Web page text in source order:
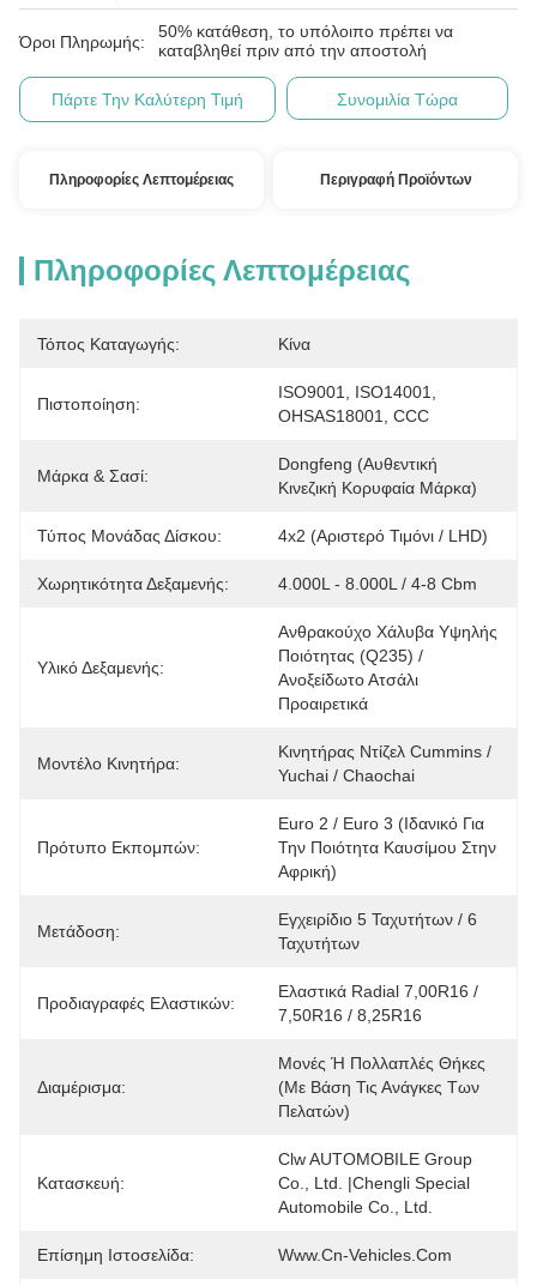
Όροι Πληρωμής:
50% κατάθεση, το υπόλοιπο πρέπει να
καταβληθεί πριν από την αποστολή
Πάρτε Την Καλύτερη Τιμή Συνομιλία Τώρα
Πληροφορίες Λεπτομέρειας Περιγραφή Προϊόντων
Πληροφορίες Λεπτομέρειας
Τόπος Καταγωγής: Κίνα
Πιστοποίηση:
ISO9001, ISO14001,
OHSAS18001, CCC
Μάρκα & Σασί:
Dongfeng (Αυθεντική
Κινεζική Κορυφαία Μάρκα)
Τύπος Μονάδας Δίσκου: 4x2 (αριστερό Τιμόνι / LHD)
Χωρητικότητα Δεξαμενής: 4.000L - 8.000L / 4-8 Cbm
Υλικό Δεξαμενής:
Ανθρακούχο Χάλυβα Υψηλής
Ποιότητας (Q235) /
Ανοξείδωτο Ατσάλι
Προαιρετικά
Μοντέλο Κινητήρα:
Κινητήρας Ντίζελ Cummins /
Yuchai / Chaochai
Πρότυπο Εκπομπών:
Euro 2 / Euro 3 (Ιδανικό Για
Την Ποιότητα Καυσίμου Στην
Αφρική)
Μετάδοση:
Εγχειρίδιο 5 Ταχυτήτων / 6
Ταχυτήτων
Προδιαγραφές Ελαστικών:
Ελαστικά Radial 7,00R16 /
7,50R16 / 8,25R16
Διαμέρισμα:
Μονές Ή Πολλαπλές Θήκες
(Με Βάση Τις Ανάγκες Των
Πελατών)
Κατασκευή:
Clw AUTOMOBILE Group
Co., Ltd. |Chengli Special
Automobile Co., Ltd.
Επίσημη Ιστοσελίδα: Www.cn-Vehicles.com